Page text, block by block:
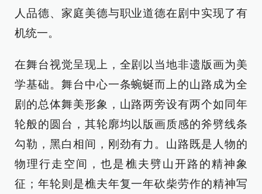
人品德、家庭美德与职业道德在剧中实现了有
机统一。
在舞台视觉呈现上，全剧以当地非遗版画为美
学基础。舞台中心一条蜿蜒而上的山路成为全
剧的总体舞美形象，山路两旁设有两个如同年
轮般的圆台，其轮廓均以版画质感的斧劈线条
勾勒，黑白相间，刚劲有力。山路既是人物的
物理行走空间，也是樵夫劈山开路的精神象
征；年轮则是樵夫年复一年砍柴劳作的精神写